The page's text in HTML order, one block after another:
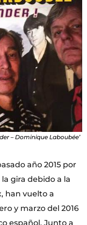
– Dominique Laboubée’
año 2015 por
gira debido a la
han vuelto a
y marzo del 2016
español. Junto a